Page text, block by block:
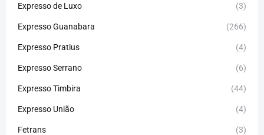
Expresso de Luxo (3)
Expresso Guanabara (266)
Expresso Pratius (4)
Expresso Serrano (6)
Expresso Timbira (44)
Expresso União (4)
Fetrans (3)